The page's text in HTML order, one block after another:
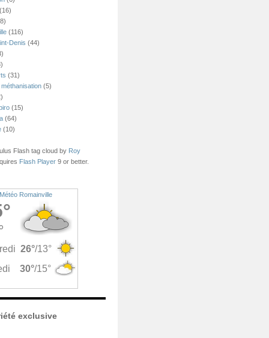
(116)
Denis (44)
(31)
(5)
(15)
(64)
(10)
Flash tag cloud by Roy
Flash Player 9 or better.
Météo Romainville
exclusive